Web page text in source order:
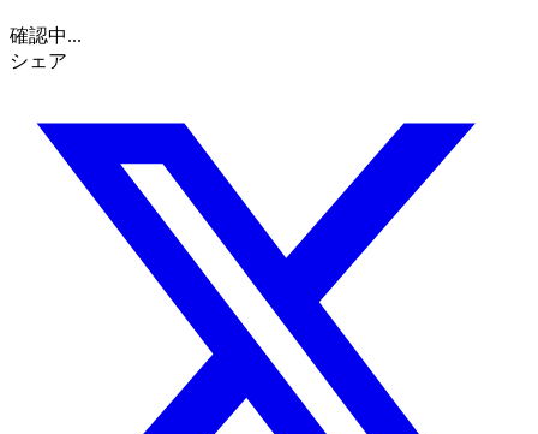
確認中...
シェア